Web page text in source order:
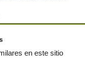
en este sitio